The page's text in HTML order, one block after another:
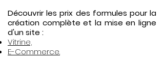
Découvrir les prix des formules pour la
création complète et la mise en ligne
d'un site :
Vitrine,
E-Commerce.